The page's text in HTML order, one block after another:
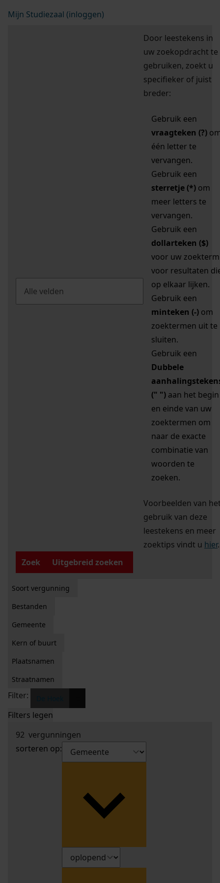
Mijn Studiezaal (inloggen)
Door leestekens in
uw zoekopdracht te
gebruiken, zoekt u
specifieker of juist
breder:
Gebruik een
vraagteken (?)
één letter te
vervangen.
Gebruik een
sterretje (*) om
meer letters te
vervangen.
Gebruik een
dollarteken ($)
voor uw zoekterm
voor resultaten
op elkaar lijken.
Gebruik een
minteken (-) om
zoektermen uit te
sluiten.
Gebruik een
Dubbele
(" ") aan het begin
en einde van uw
zoektermen om
naar de exacte
combinatie van
woorden te
zoeken.
Voorbeelden van
gebruik van deze
leestekens en meer
zoektips vindt u hier.
Zoek
Uitgebreid zoeken
Soort vergunning
Bestanden
Gemeente
Kern of buurt
Plaatsnamen
Straatnamen
Filter:
Filters legen
92 vergunningen
sorteren op: